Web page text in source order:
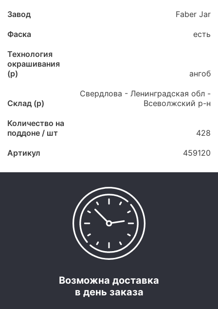
Завод Faber Jar
Фаска есть
Технология
окрашивания
(p)
ангоб
Склад (p)
Свердлова - Ленинградская обл -
Всеволжский р-н
Количество на
поддоне / шт
428
Артикул 459120
Возможна доставка
в день заказа